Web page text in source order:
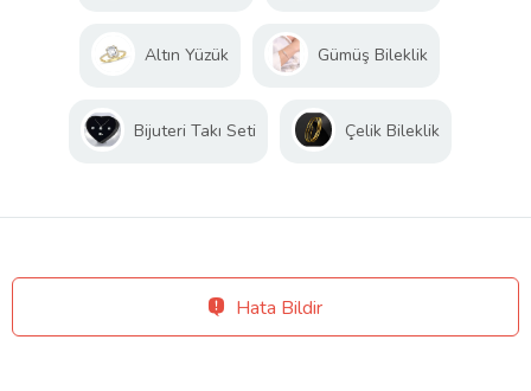
Altın Yüzük Gümüş Bileklik
Bijuteri Takı Seti Çelik Bileklik
Hata Bildir